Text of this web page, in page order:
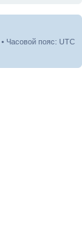
• Часовой пояс: UTC